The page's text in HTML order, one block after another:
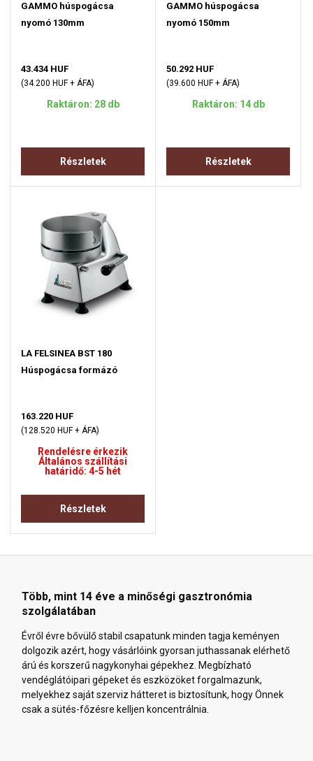
GAMMO húspogácsa
nyomó 130mm
43.434 HUF
(34.200 HUF + ÁFA)
Raktáron: 28 db
Részletek
GAMMO húspogácsa
nyomó 150mm
50.292 HUF
(39.600 HUF + ÁFA)
Raktáron: 14 db
Részletek
LA FELSINEA BST 180
Húspogácsa formázó
163.220 HUF
(128.520 HUF + ÁFA)
Rendelésre érkezik
Általános szállítási
határidő: 4-5 hét
Részletek
Több, mint 14 éve a minőségi gasztronómia
szolgálatában
Évről évre bővülő stabil csapatunk minden tagja keményen
dolgozik azért, hogy vásárlóink gyorsan juthassanak elérhető
árú és korszerű nagykonyhai gépekhez. Megbízható
vendéglátóipari gépeket és eszközöket forgalmazunk,
melyekhez saját szerviz hátteret is biztosítunk, hogy Önnek
csak a sütés-főzésre kelljen koncentrálnia.